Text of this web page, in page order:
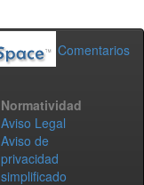
Comentarios
Normatividad
Aviso Legal
Aviso de
privacidad
simplificado